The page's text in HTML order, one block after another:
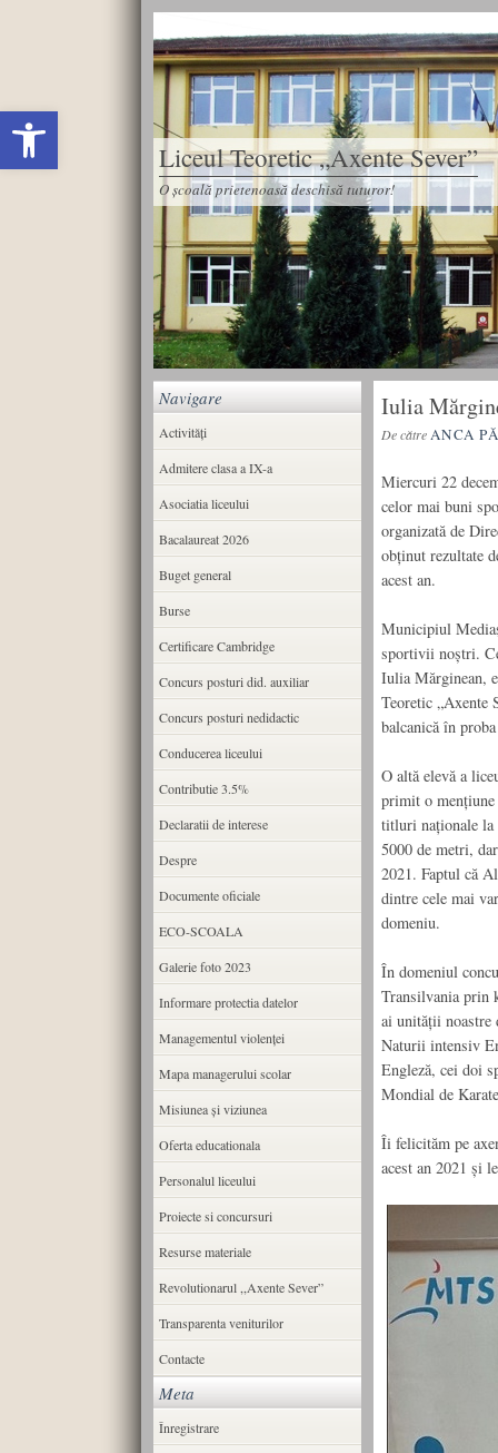
Deschide bara de unelte
Liceul Teoretic „Axente Sever”
O școală prietenoasă deschisă tuturor!
Iulia
De cătreANCA
Miercuri 22
celor mai buni
organizată de
obținut rezultate
acest an.
Municipiul
sportivii noștri.
Iulia Mărginean,
Teoretic „Axente
balcanică în
O altă elevă a
primit o mențiune
titluri naționale la
5000 de metri,
2021. Faptul că
dintre cele mai
domeniu.
În domeniul
Transilvania prin
ai unității noastre
Naturii intensiv
Engleză, cei doi
Mondial de
Îi felicităm pe
acest an 2021 și
Navigare
Activități
Admitere clasa a IX-a
Asociatia liceului
Bacalaureat 2026
Buget general
Burse
Certificare Cambridge
Concurs posturi did. auxiliar
Concurs posturi nedidactic
Conducerea liceului
Contributie 3.5%
Declaratii de interese
Despre
Documente oficiale
ECO-SCOALA
Galerie foto 2023
Informare protectia datelor
Managementul violenței
Mapa managerului scolar
Misiunea şi viziunea
Oferta educationala
Personalul liceului
Proiecte si concursuri
Resurse materiale
Revolutionarul ,,Axente Sever”
Transparenta veniturilor
Contacte
Meta
Înregistrare